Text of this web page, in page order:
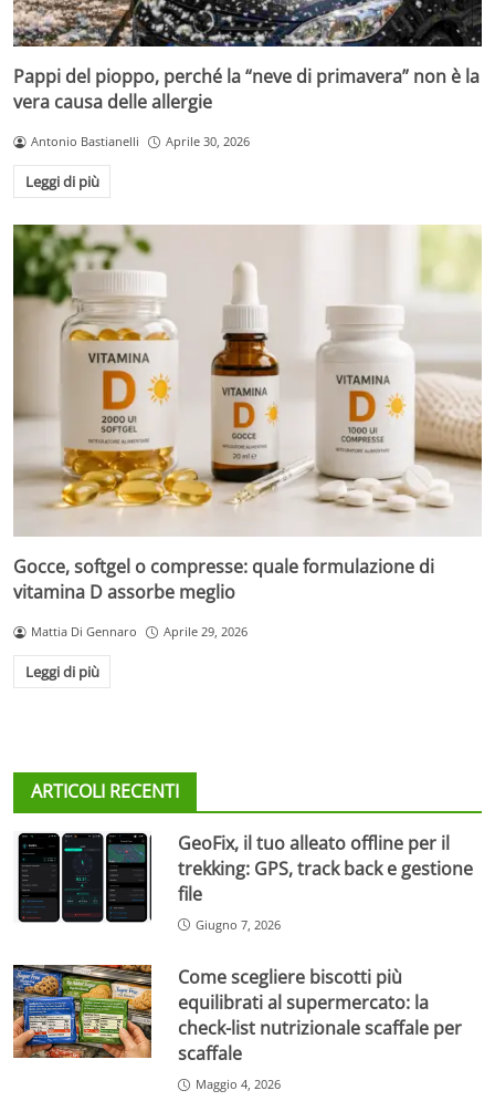
Pappi del pioppo, perché la “neve di primavera” non è la
vera causa delle allergie
Antonio Bastianelli Aprile 30, 2026
Leggi di più
Gocce, softgel o compresse: quale formulazione di
vitamina D assorbe meglio
Mattia Di Gennaro Aprile 29, 2026
Leggi di più
ARTICOLI RECENTI
GeoFix, il tuo alleato offline per il
trekking: GPS, track back e gestione
file
Giugno 7, 2026
Come scegliere biscotti più
equilibrati al supermercato: la
check-list nutrizionale scaffale per
scaffale
Maggio 4, 2026